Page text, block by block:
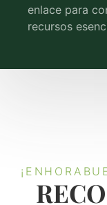
enlace para
recursos